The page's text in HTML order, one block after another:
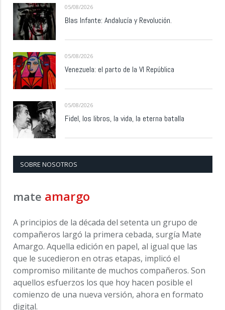
05/08/2026
Blas Infante: Andalucía y Revolución.
05/08/2026
Venezuela: el parto de la VI República
05/08/2026
Fidel, los libros, la vida, la eterna batalla
SOBRE NOSOTROS
mate amargo
A principios de la década del setenta un grupo de
compañeros largó la primera cebada, surgía Mate
Amargo. Aquella edición en papel, al igual que las
que le sucedieron en otras etapas, implicó el
compromiso militante de muchos compañeros. Son
aquellos esfuerzos los que hoy hacen posible el
comienzo de una nueva versión, ahora en formato
digital.